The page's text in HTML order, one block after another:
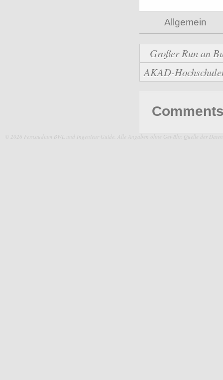
Allgemein
Großer Run an
AKAD-
© 2026 Fernstudium BWL und Ingenieur Guide. Alle Angaben ohne Gewähr. Quelle der